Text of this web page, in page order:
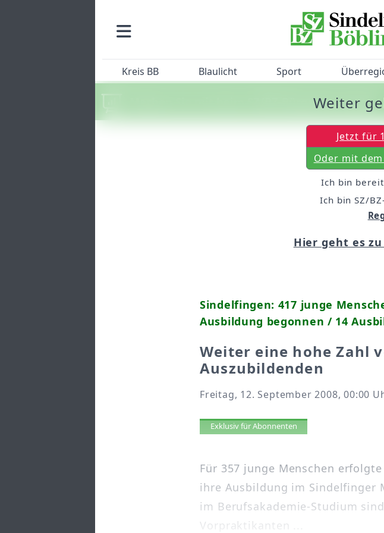
Kreis BB Blaulicht Sport
Machen Sie mit beim SZ/BZ-Bürgerbarometer!
Sindelfingen: 417 junge
Ausbildung begonnen / 14
Weiter eine hohe Zahl
Auszubildenden
Freitag, 12. September 2008, 00:00
Artikel vorlesen
Exklusiv für Abonnenten
Für 357 junge Menschen
ihre Ausbildung im Sindelfinger
im Berufsakademie-Studium
Vorpraktikanten ...
Weiter
Jetzt für
Oder mit
Ich bin
Ich bin SZ/
Hier geht es